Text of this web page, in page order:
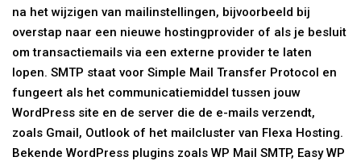
na het wijzigen van mailinstellingen, bijvoorbeeld bij
overstap naar een nieuwe hostingprovider of als je besluit
om transactiemails via een externe provider te laten
lopen. SMTP staat voor Simple Mail Transfer Protocol en
fungeert als het communicatiemiddel tussen jouw
WordPress site en de server die de e-mails verzendt,
zoals Gmail, Outlook of het mailcluster van Flexa Hosting.
Bekende WordPress plugins zoals WP Mail SMTP, Easy WP